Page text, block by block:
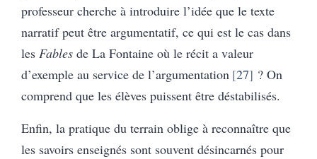
professeur cherche à introduire l’idée que le texte
narratif peut être argumentatif, ce qui est le cas dans
les Fables de La Fontaine où le récit a valeur
d’exemple au service de l’argumentation 27 ? On
comprend que les élèves puissent être déstabilisés.
Enfin, la pratique du terrain oblige à reconnaître que
les savoirs enseignés sont souvent désincarnés pour